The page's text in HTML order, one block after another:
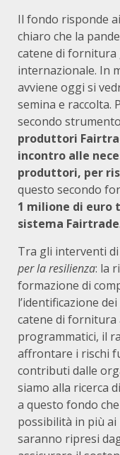
Il fondo risponde
chiaro che la
catene di fornitura
internazionale. In
avviene oggi si
semina e raccolta.
secondo
produttori
incontro alle
produttori, per
questo secondo
1 milione di euro
sistema Fairtrade.
Tra gli interventi
per la resilienza: la
formazione di
l’identificazione
catene di
programmatici, il
affrontare i rischi
contributi dalle
siamo alla ricerca
a questo fondo
possibilità in più
saranno ripresi